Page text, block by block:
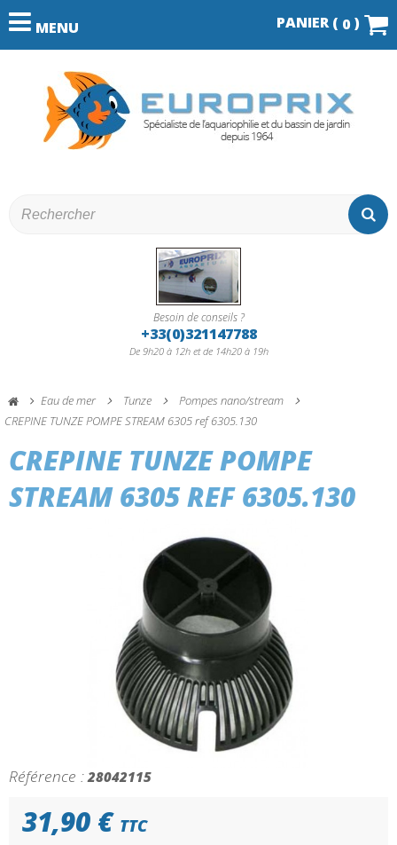
MENU PANIER ( 0 )
Besoin de conseils ?
+33(0)321147788
De 9h20 à 12h et de 14h20 à 19h
Eau de mer Tunze
Pompes nano/stream
CREPINE TUNZE POMPE STREAM 6305 ref 6305.130
CREPINE TUNZE POMPE
STREAM 6305 REF 6305.130
Référence : 28042115
31,90 € TTC